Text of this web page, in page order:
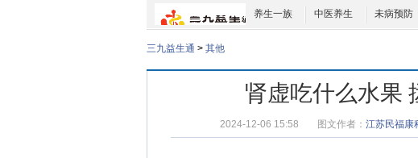
养生一族 中医养生 未病预防
三九益生通 > 其他
肾虚吃什么水果
2024-12-06 15:58 图文作者： 江苏民福康